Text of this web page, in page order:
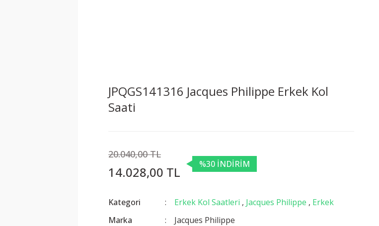
JPQGS141316 Jacques Philippe Erkek Kol
Saati
20.040,00 TL
14.028,00 TL %30 İNDİRİM
Kategori Erkek Kol Saatleri , Jacques Philippe , Erkek
Marka
Jacques Philippe